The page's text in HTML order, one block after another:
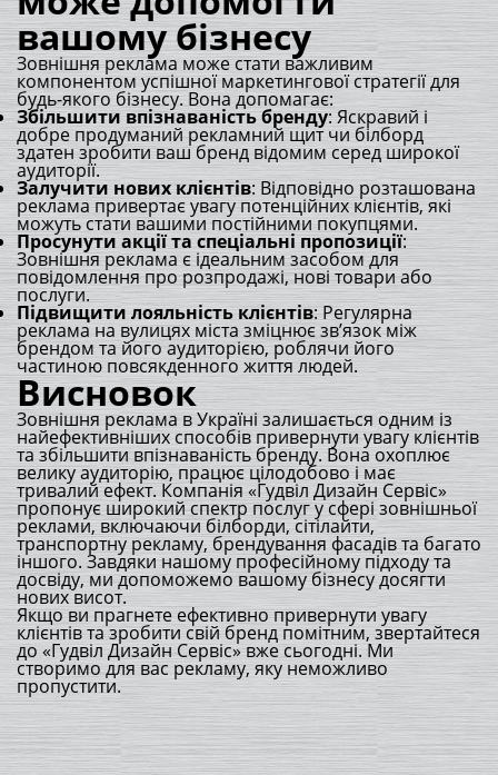
вашому бізнесу
Зовнішня реклама може стати важливим
компонентом успішної маркетингової стратегії для
будь-якого бізнесу. Вона допомагає:
Збільшити впізнаваність бренду: Яскравий і
добре продуманий рекламний щит чи білборд
здатен зробити ваш бренд відомим серед широкої
аудиторії.
Залучити нових клієнтів: Відповідно розташована
реклама привертає увагу потенційних клієнтів, які
можуть стати вашими постійними покупцями.
Просунути акції та спеціальні пропозиції:
Зовнішня реклама є ідеальним засобом для
повідомлення про розпродажі, нові товари або
послуги.
Підвищити лояльність клієнтів: Регулярна
реклама на вулицях міста зміцнює зв’язок між
брендом та його аудиторією, роблячи його
частиною повсякденного життя людей.
Висновок
Зовнішня реклама в Україні залишається одним із
найефективніших способів привернути увагу клієнтів
та збільшити впізнаваність бренду. Вона охоплює
велику аудиторію, працює цілодобово і має
тривалий ефект. Компанія «Гудвіл Дизайн Сервіс»
пропонує широкий спектр послуг у сфері зовнішньої
реклами, включаючи білборди, сітілайти,
транспортну рекламу, брендування фасадів та багато
іншого. Завдяки нашому професійному підходу та
досвіду, ми допоможемо вашому бізнесу досягти
нових висот.
Якщо ви прагнете ефективно привернути увагу
клієнтів та зробити свій бренд помітним, звертайтеся
до «Гудвіл Дизайн Сервіс» вже сьогодні. Ми
створимо для вас рекламу, яку неможливо
пропустити.